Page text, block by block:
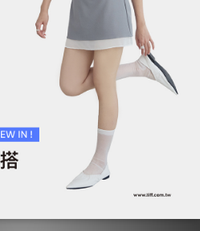
手袖字母刺繡坑條上衣
NT$290
NT$790
ADD TO CART